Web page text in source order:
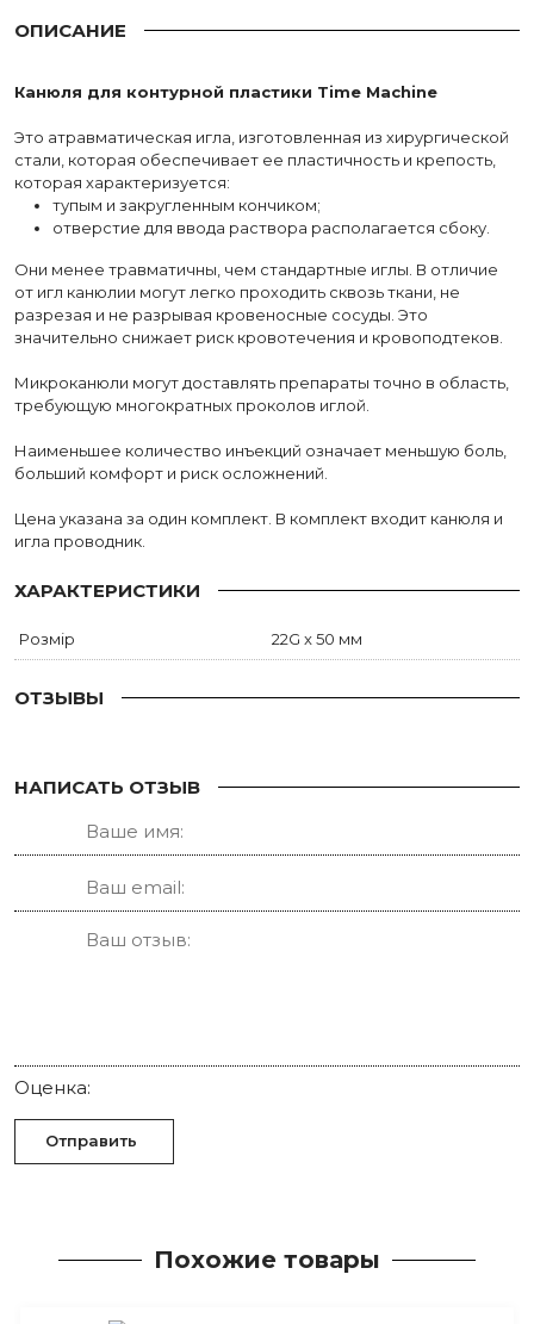
ОПИСАНИЕ
Канюля для контурной пластики Time Machine
Это атравматическая игла, изготовленная из хирургической
стали, которая обеспечивает ее пластичность и крепость,
которая характеризуется:
тупым и закругленным кончиком;
отверстие для ввода раствора располагается сбоку.
Они менее травматичны, чем стандартные иглы. В отличие
от игл канюлии могут легко проходить сквозь ткани, не
разрезая и не разрывая кровеносные сосуды. Это
значительно снижает риск кровотечения и кровоподтеков.
Микроканюли могут доставлять препараты точно в область,
требующую многократных проколов иглой.
Наименьшее количество инъекций означает меньшую боль,
больший комфорт и риск осложнений.
Цена указана за один комплект. В комплект входит канюля и
игла проводник.
ХАРАКТЕРИСТИКИ
Розмір 22G x 50 мм
ОТЗЫВЫ
НАПИСАТЬ ОТЗЫВ
Оценка:
Отправить
Похожие товары